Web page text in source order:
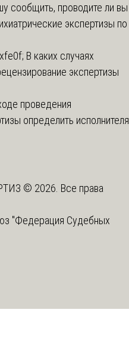
сообщить, проводите ли вы
экспертизы по
В каких случаях
экспертизы
проведения
определить исполнителя
© 2026. Все права
"Федерация Судебных